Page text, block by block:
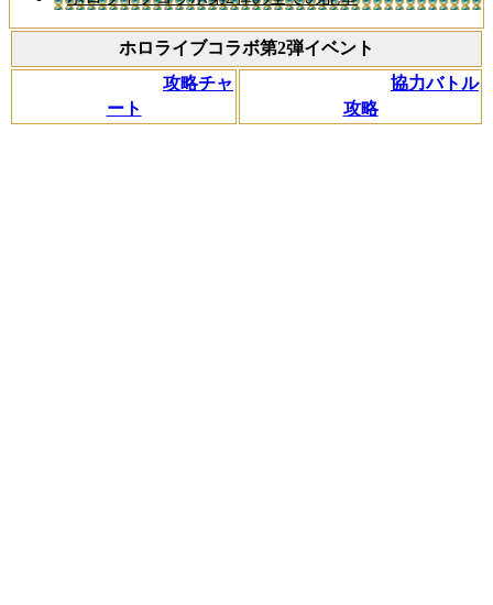
ホロライブコラボ第2弾イベント
攻略チャ
ート
協力バトル
攻略